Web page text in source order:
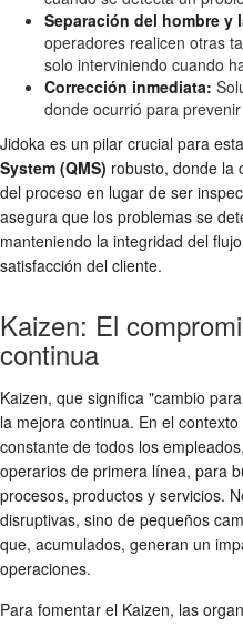
Separación del hombre y
operadores realicen otras
solo interviniendo cuando
Corrección inmediata:
donde ocurrió para
Jidoka es un pilar crucial para
System (QMS) robusto, donde la
del proceso en lugar de ser
asegura que los problemas se
manteniendo la integridad del
satisfacción del cliente.
Kaizen: El
continua
Kaizen, que significa "cambio
la mejora continua. En el
constante de todos los
operarios de primera línea, para
procesos, productos y servicios.
disruptivas, sino de pequeños
que, acumulados, generan un
operaciones.
Para fomentar el Kaizen, las